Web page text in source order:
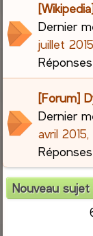
Dernier
juillet
[Forum]
Dernier
avril
Nouveau sujet